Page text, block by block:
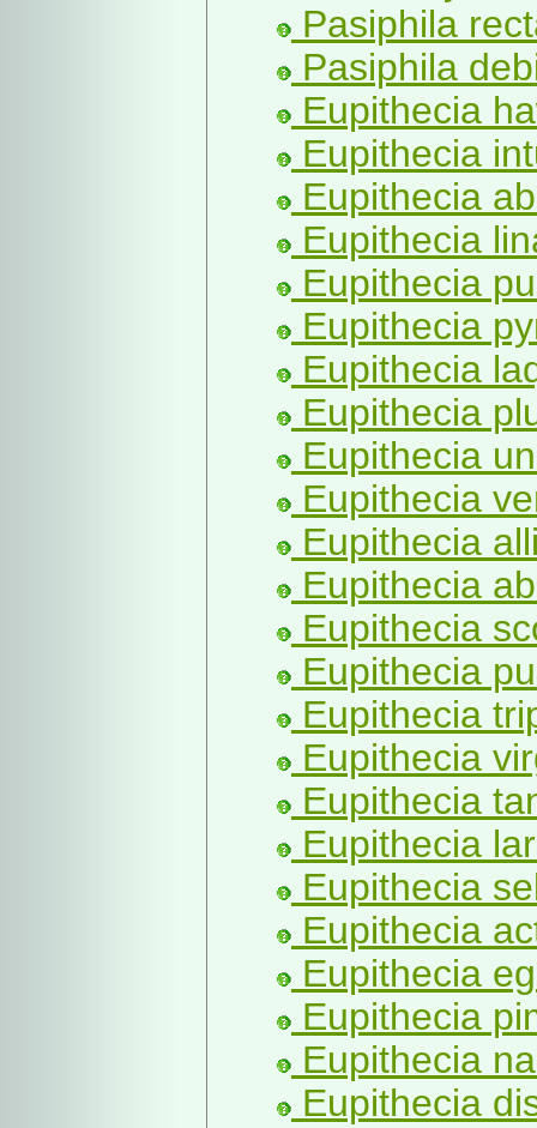
Pasiphila
Pasiphila
Eupithecia
Eupithecia
Eupithecia
Eupithecia
Eupithecia
Eupithecia
Eupithecia
Eupithecia
Eupithecia
Eupithecia
Eupithecia
Eupithecia
Eupithecia
Eupithecia
Eupithecia
Eupithecia
Eupithecia
Eupithecia
Eupithecia
Eupithecia
Eupithecia
Eupithecia
Eupithecia
Eupithecia